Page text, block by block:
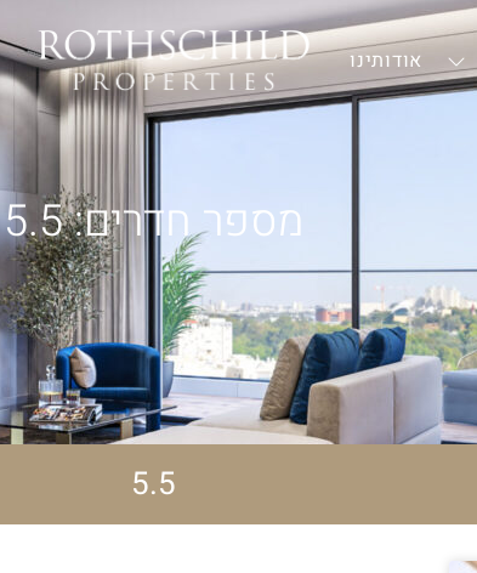
אודותינו —
מספר חדרים: 5.5
5.5